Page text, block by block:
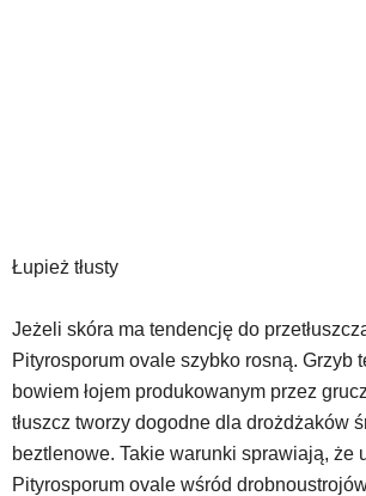
Łupież tłusty
Jeżeli skóra ma tendencję do
Pityrosporum ovale szybko rosną. Grzyb
bowiem łojem produkowanym przez
tłuszcz tworzy dogodne dla drożdżaków
beztlenowe. Takie warunki sprawiają, że
Pityrosporum ovale wśród